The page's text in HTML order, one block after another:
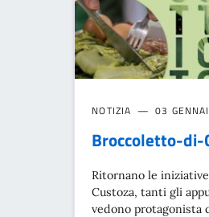
NOTIZIA 03
Broccoletto-
Ritornano le
Custoza, tanti gli
vedono protagonista